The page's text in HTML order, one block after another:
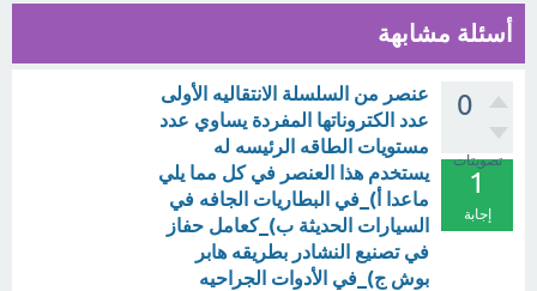
أسئلة مشابهة
0
تصويتات
1
إجابة
عنصر من السلسلة الانتقاليه الأولى
عدد الكتروناتها المفردة يساوي عدد
مستويات الطاقه الرئيسه له
يستخدم هذا العنصر في كل مما يلي
ماعدا أ)_في البطاريات الجافه في
السيارات الحديثة ب)_كعامل حفاز
في تصنيع النشادر بطريقه هابر
بوش ج)_في الأدوات الجراحيه